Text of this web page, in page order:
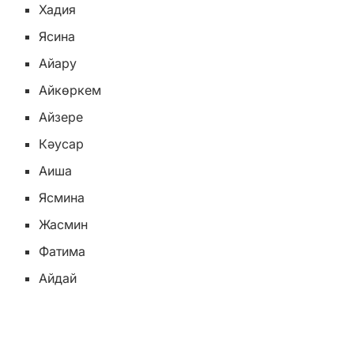
Хадия
Ясина
Айару
Айкөркем
Айзере
Кәусар
Аиша
Ясмина
Жасмин
Фатима
Айдай